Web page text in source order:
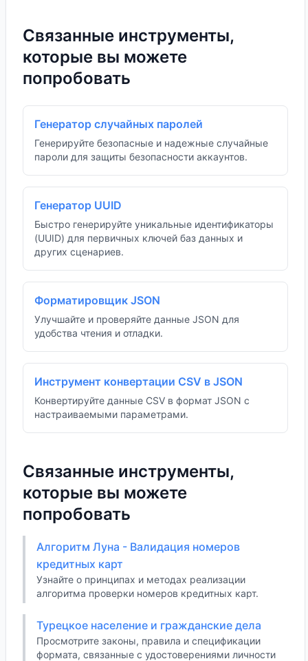
Связанные инструменты,
которые вы можете
попробовать
Генератор случайных паролей
Генерируйте безопасные и надежные случайные
пароли для защиты безопасности аккаунтов.
Генератор UUID
Быстро генерируйте уникальные идентификаторы
(UUID) для первичных ключей баз данных и
других сценариев.
Форматировщик JSON
Улучшайте и проверяйте данные JSON для
удобства чтения и отладки.
Инструмент конвертации CSV в JSON
Конвертируйте данные CSV в формат JSON с
настраиваемыми параметрами.
Связанные инструменты,
которые вы можете
попробовать
Алгоритм Луна - Валидация номеров
кредитных карт
Узнайте о принципах и методах реализации
алгоритма проверки номеров кредитных карт.
Турецкое население и гражданские дела
Просмотрите законы, правила и спецификации
формата, связанные с удостоверениями личности